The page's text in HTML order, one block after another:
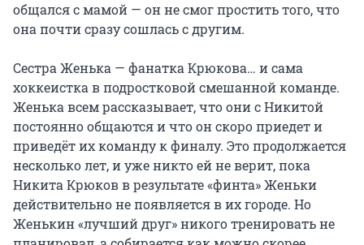
общался с мамой — он не смог простить того, что
она почти сразу сошлась с другим.
Сестра Женька — фанатка Крюкова… и сама
хоккеистка в подростковой смешанной команде.
Женька всем рассказывает, что они с Никитой
постоянно общаются и что он скоро приедет и
приведёт их команду к финалу. Это продолжается
несколько лет, и уже никто ей не верит, пока
Никита Крюков в результате «финта» Женьки
действительно не появляется в их городе. Но
Женькин «лучший друг» никого тренировать не